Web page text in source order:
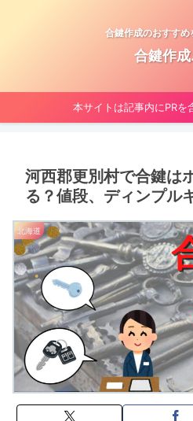
合鍵作成のおすすめ
合鍵作
本サイトは記事内にPRを
河西郡更別村で合鍵は
る？値段、ディンプル
北海道